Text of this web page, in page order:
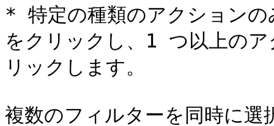
* 特定の種類のアクション
をクリックし、1 つ以上の
リックします。
複数のフィルターを同時に